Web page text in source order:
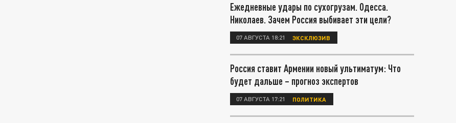
Ежедневные удары по сухогрузам. Одесса.
Николаев. Зачем Россия выбивает эти цели?
07 АВГУСТА 18:21 ЭКСКЛЮЗИВ
Россия ставит Армении новый ультиматум: Что
будет дальше – прогноз экспертов
07 АВГУСТА 17:21 ПОЛИТИКА